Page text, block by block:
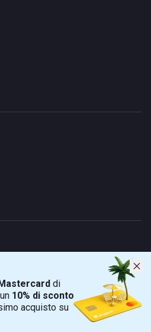
di
10% di sconto
acquisto su
48, 47923 Rimini (RN), IT -
al registro delle imprese di Rimini
47924 Rimini (RN), IT
+39 0541 772375
diritti riservati.